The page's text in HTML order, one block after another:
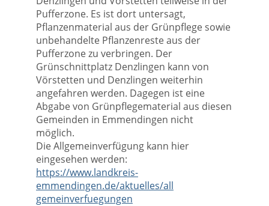
Pufferzone. Es ist dort untersagt,
Pflanzenmaterial aus der Grünpflege sowie
unbehandelte Pflanzenreste aus der
Pufferzone zu verbringen. Der
Grünschnittplatz Denzlingen kann von
Vörstetten und Denzlingen weiterhin
angefahren werden. Dagegen ist eine
Abgabe von Grünpflegematerial aus diesen
Gemeinden in Emmendingen nicht
möglich.
Die Allgemeinverfügung kann hier
eingesehen werden:
https://www.landkreis-
emmendingen.de/aktuelles/all
gemeinverfuegungen